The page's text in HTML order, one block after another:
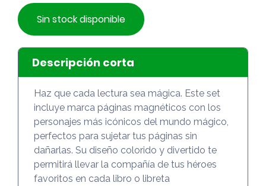
Sin stock disponible
Descripción corta
Haz que cada lectura sea mágica. Este set
incluye marca páginas magnéticos con los
personajes más icónicos del mundo mágico,
perfectos para sujetar tus páginas sin
dañarlas. Su diseño colorido y divertido te
permitirá llevar la compañía de tus héroes
favoritos en cada libro o libreta